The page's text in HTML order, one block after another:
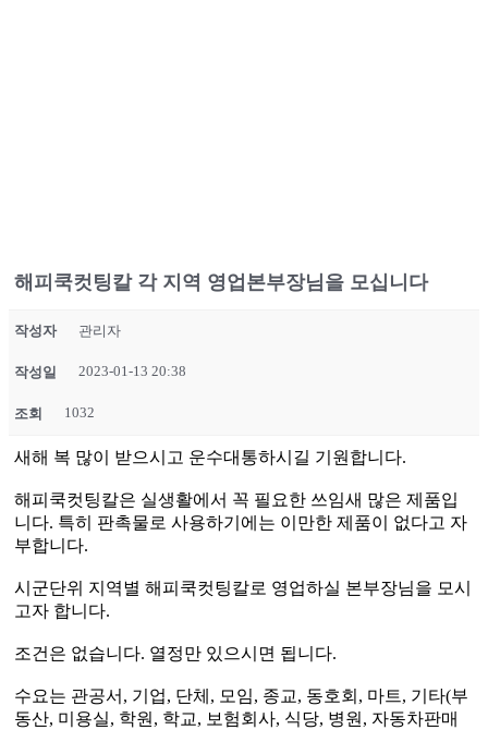
해피쿡컷팅칼 각 지역 영업본부장님을 모십니다
작성자 관리자
작성일 2023-01-13 20:38
조회 1032
새해 복 많이 받으시고 운수대통하시길 기원합니다.
해피쿡컷팅칼은 실생활에서 꼭 필요한 쓰임새 많은 제품입
니다. 특히 판촉물로 사용하기에는 이만한 제품이 없다고 자
부합니다.
시군단위 지역별 해피쿡컷팅칼로 영업하실 본부장님을 모시
고자 합니다.
조건은 없습니다. 열정만 있으시면 됩니다.
수요는 관공서, 기업, 단체, 모임, 종교, 동호회, 마트, 기타(부
동산, 미용실, 학원, 학교, 보험회사, 식당, 병원, 자동차판매